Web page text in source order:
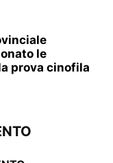
le
prova cinofila